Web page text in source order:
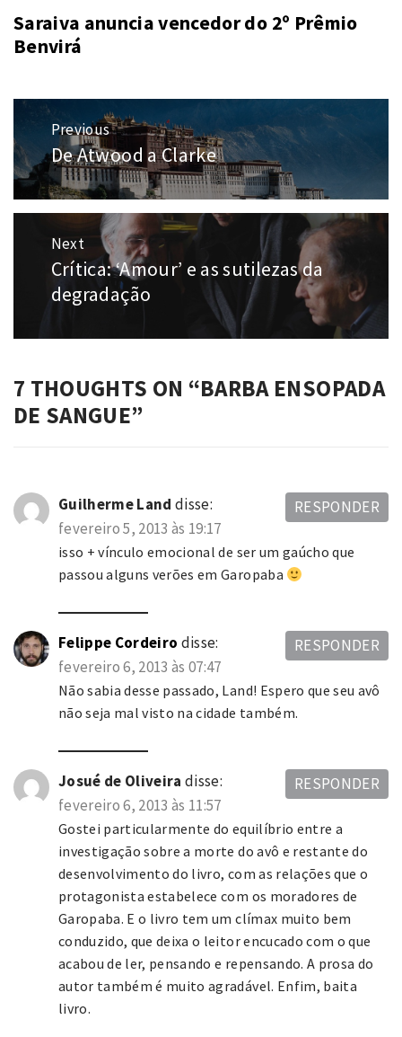
Saraiva anuncia vencedor do 2º Prêmio
Benvirá
Navegação
de
Post
Previous
Previous
post:
De Atwood a Clarke
Next
Next
post:
Crítica: ‘Amour’ e as sutilezas da
degradação
7 THOUGHTS ON “BARBA ENSOPADA
DE SANGUE”
Guilherme Land disse:
fevereiro 5, 2013 às 19:17
isso + vínculo emocional de ser um gaúcho que
passou alguns verões em Garopaba
RESPONDER
Felippe Cordeiro disse:
fevereiro 6, 2013 às 07:47
Não sabia desse passado, Land! Espero que seu avô
não seja mal visto na cidade também.
RESPONDER
Josué de Oliveira disse:
fevereiro 6, 2013 às 11:57
Gostei particularmente do equilíbrio entre a
investigação sobre a morte do avô e restante do
desenvolvimento do livro, com as relações que o
protagonista estabelece com os moradores de
Garopaba. E o livro tem um clímax muito bem
conduzido, que deixa o leitor encucado com o que
acabou de ler, pensando e repensando. A prosa do
autor também é muito agradável. Enfim, baita
livro.
RESPONDER